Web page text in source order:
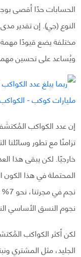
النوع (جي). إن تقدير
مختلفة يضع قيودًا
ويُساعد على تحسين
إن عدد الكواكب
خارجيًا. لكن يبقى هذا
نجوم النسق الأساسي
لكن أكثر الكواكب
الجليد، مثل المشتري